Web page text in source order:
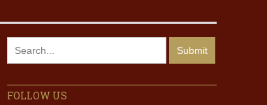
FOLLOW US